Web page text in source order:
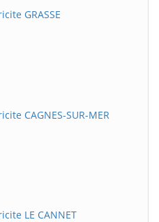
GRASSE
CAGNES-SUR-MER
LE CANNET